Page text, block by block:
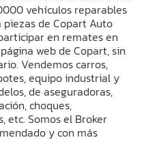
vehículos reparables
de Copart Auto
en remates en
web de Copart, sin
Vendemos carros,
equipo industrial y
de aseguradoras,
choques,
etc. Somos el Broker
y con más